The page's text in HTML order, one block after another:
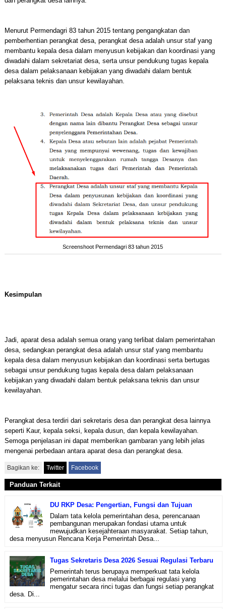
Menurut Permendagri 83 tahun 2015 tentang pengangkatan dan
pemberhentian perangkat desa, perangkat desa adalah unsur staf yang
membantu kepala desa dalam menyusun kebijakan dan koordinasi yang
diwadahi dalam sekretariat desa, serta unsur pendukung tugas kepala
desa dalam pelaksanaan kebijakan yang diwadahi dalam bentuk
pelaksana teknis dan unsur kewilayahan.
Screenshoot Permendagri 83 tahun 2015
Kesimpulan
Jadi, aparat desa adalah semua orang yang terlibat dalam pemerintahan
desa, sedangkan perangkat desa adalah unsur staf yang membantu
kepala desa dalam menyusun kebijakan dan koordinasi serta bertugas
sebagai unsur pendukung tugas kepala desa dalam pelaksanaan
kebijakan yang diwadahi dalam bentuk pelaksana teknis dan unsur
kewilayahan.
Perangkat desa terdiri dari sekretaris desa dan perangkat desa lainnya
seperti Kaur, kepala seksi, kepala dusun, dan kepala kewilayahan.
Semoga penjelasan ini dapat memberikan gambaran yang lebih jelas
mengenai perbedaan antara aparat desa dan perangkat desa.
Bagikan ke: Twitter Facebook
Panduan Terkait
DU RKP Desa: Pengertian, Fungsi dan Tujuan
Dalam tata kelola pemerintahan desa, perencanaan
pembangunan merupakan fondasi utama untuk
mewujudkan kesejahteraan masyarakat. Setiap tahun,
desa menyusun Rencana Kerja Pemerintah Desa...
Tugas Sekretaris Desa 2026 Sesuai Regulasi Terbaru
Pemerintah terus berupaya memperkuat tata kelola
pemerintahan desa melalui berbagai regulasi yang
mengatur secara rinci tugas dan fungsi setiap perangkat
desa. Di...